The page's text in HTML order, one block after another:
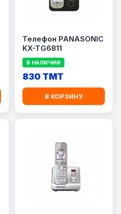
Телефон PANASONIC
KX-TG6811
В НАЛИЧИИ
830 TMT
В КОРЗИНУ